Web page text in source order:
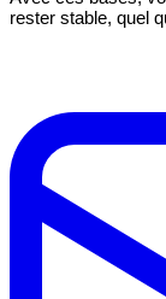
rester stable, quel